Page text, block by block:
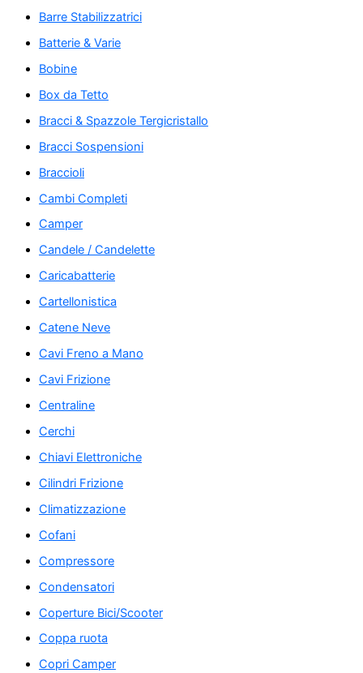
Barre Stabilizzatrici
Batterie & Varie
Bobine
Box da Tetto
Bracci & Spazzole Tergicristallo
Bracci Sospensioni
Braccioli
Cambi Completi
Camper
Candele / Candelette
Caricabatterie
Cartellonistica
Catene Neve
Cavi Freno a Mano
Cavi Frizione
Centraline
Cerchi
Chiavi Elettroniche
Cilindri Frizione
Climatizzazione
Cofani
Compressore
Condensatori
Coperture Bici/Scooter
Coppa ruota
Copri Camper